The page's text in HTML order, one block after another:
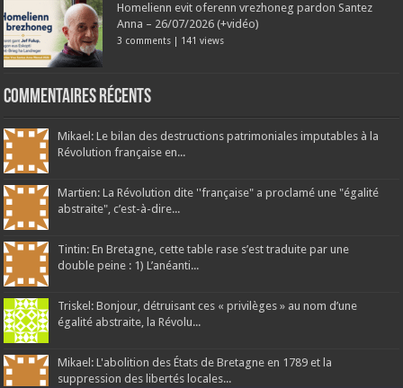
Homelienn evit oferenn vrezhoneg pardon Santez
Anna – 26/07/2026 (+vidéo)
3 comments | 141 views
Commentaires récents
Mikael: Le bilan des destructions patrimoniales imputables à la
Révolution française en...
Martien: La Révolution dite ''française" a proclamé une "égalité
abstraite", c’est-à-dire...
Tintin: En Bretagne, cette table rase s’est traduite par une
double peine : 1) L’anéanti...
Triskel: Bonjour, détruisant ces « privilèges » au nom d’une
égalité abstraite, la Révolu...
Mikael: L'abolition des États de Bretagne en 1789 et la
suppression des libertés locales...